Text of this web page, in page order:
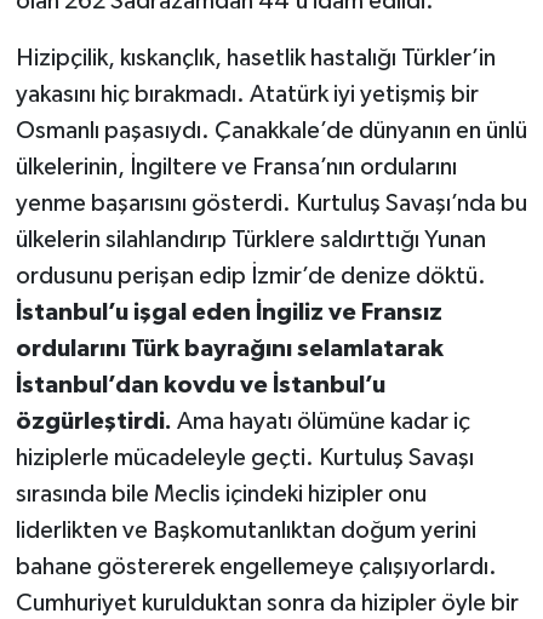
Hizipçilik, kıskançlık, hasetlik hastalığı Türkler’in
yakasını hiç bırakmadı. Atatürk iyi yetişmiş bir
Osmanlı paşasıydı. Çanakkale’de dünyanın en ünlü
ülkelerinin, İngiltere ve Fransa’nın ordularını
yenme başarısını gösterdi. Kurtuluş Savaşı’nda bu
ülkelerin silahlandırıp Türklere saldırttığı Yunan
ordusunu perişan edip İzmir’de denize döktü.
İstanbul’u işgal eden İngiliz ve Fransız
ordularını Türk bayrağını selamlatarak
İstanbul’dan kovdu ve İstanbul’u
özgürleştirdi. Ama hayatı ölümüne kadar iç
hiziplerle mücadeleyle geçti. Kurtuluş Savaşı
sırasında bile Meclis içindeki hizipler onu
liderlikten ve Başkomutanlıktan doğum yerini
bahane göstererek engellemeye çalışıyorlardı.
Cumhuriyet kurulduktan sonra da hizipler öyle bir